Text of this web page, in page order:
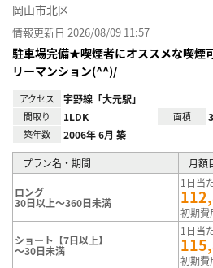
岡山市北区
情報更新日 2026/08/09 11:57
駐車場完備★喫煙者にオススメな喫煙
リーマンション(^^)/
アクセス 宇野線「大元駅」
間取り 1LDK 面積
築年数 2006年 6月 築
プラン名・期間 月額
ロング
30日以上～360日未満
1日当
初期費
ショート【7日以上】
～30日未満
1日当
初期費